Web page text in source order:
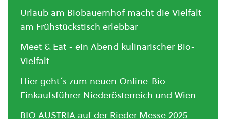
Urlaub am Biobauernhof macht die Vielfalt
am Frühstückstisch erlebbar
Meet & Eat - ein Abend kulinarischer Bio-
Vielfalt
Hier geht´s zum neuen Online-Bio-
Einkaufsführer Niederösterreich und Wien
BIO AUSTRIA auf der Rieder Messe 2025 -